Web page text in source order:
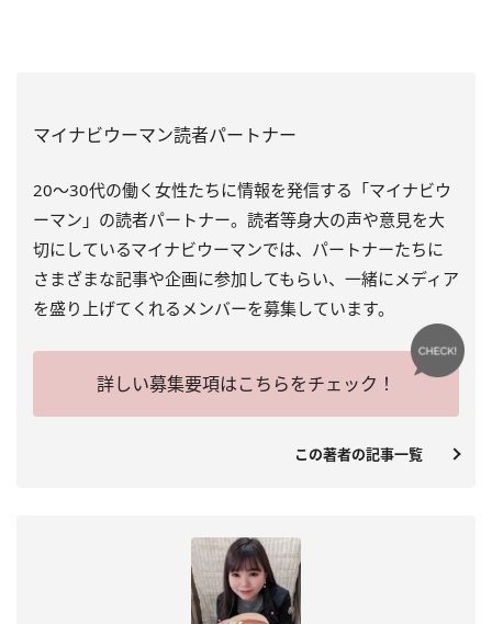
マイナビウーマン読者パートナー
20～30代の働く女性たちに情報を発信する「マイナビウ
ーマン」の読者パートナー。読者等身大の声や意見を大
切にしているマイナビウーマンでは、パートナーたちに
さまざまな記事や企画に参加してもらい、一緒にメディア
を盛り上げてくれるメンバーを募集しています。
詳しい募集要項はこちらをチェック！
この著者の記事一覧